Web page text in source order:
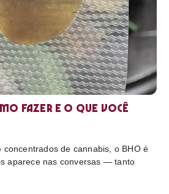
fazer e o que você
de cannabis, o BHO é
aparece nas conversas — tanto